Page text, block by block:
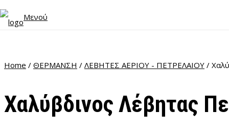
Μενού
Home / ΘΕΡΜΑΝΣΗ / ΛΕΒΗΤΕΣ ΑΕΡΙΟΥ - ΠΕΤΡΕΛΑΙΟΥ /
Χαλύβδινος Λέβητας